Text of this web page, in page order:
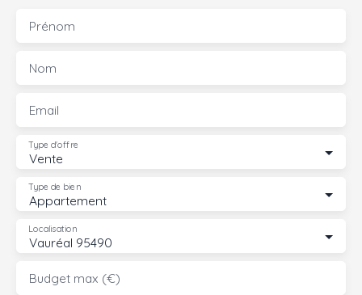
Prénom
Nom
Email
Vente
Type d'offre
Appartement
Type de bien
Vauréal 95490
Localisation
Budget max (€)